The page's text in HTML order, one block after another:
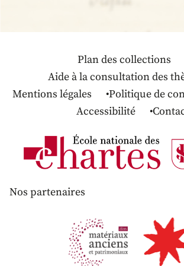
Plan des collections
Aide à la consultation des
Mentions légales
Politique de
Accessibilité
Nos partenaires